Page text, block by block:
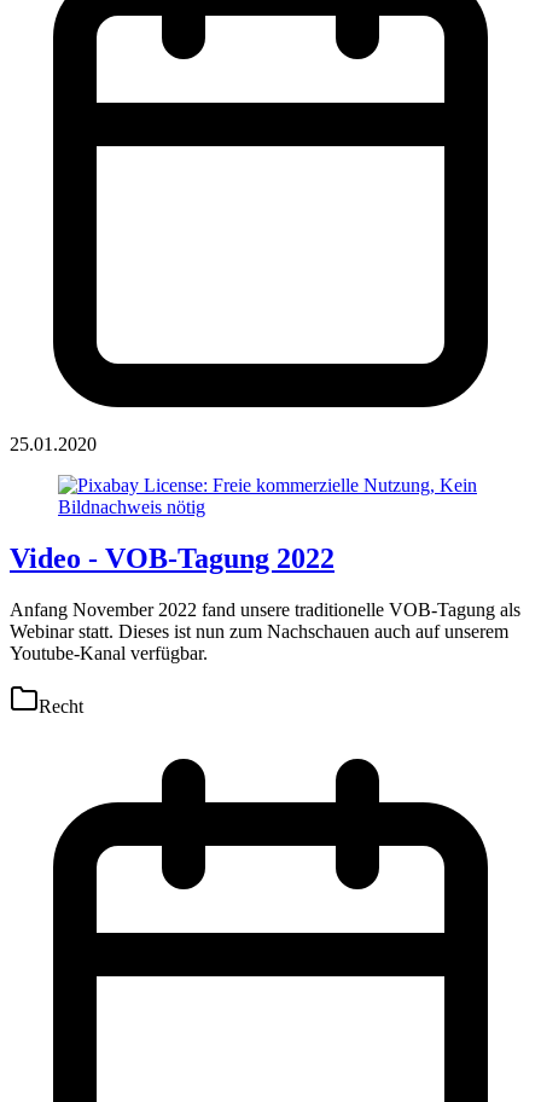
25.01.2020
Video - VOB-Tagung 2022
Anfang November 2022 fand unsere traditionelle VOB-Tagung als
Webinar statt. Dieses ist nun zum Nachschauen auch auf unserem
Youtube-Kanal verfügbar.
Recht